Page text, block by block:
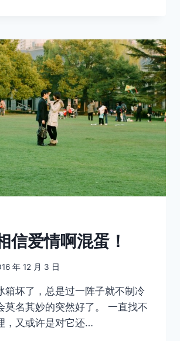
信爱情啊混蛋！
年 12 月 3 日
箱坏了，总是过一阵子就不制冷
莫名其妙的突然好了。 一直找不
，又或许是对它还…